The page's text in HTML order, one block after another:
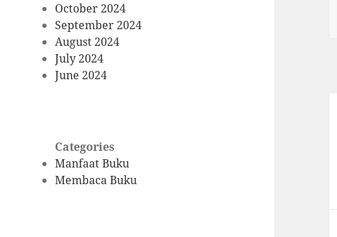
October 2024
September 2024
August 2024
July 2024
June 2024
Categories
Manfaat Buku
Membaca Buku